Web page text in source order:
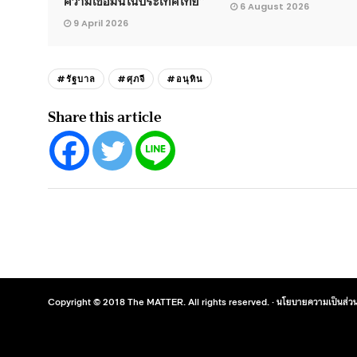
9 April 2026
6 August 2026
#รัฐบาล #ศุภจี #อนุทิน
Share this article
Copyright © 2018 The MATTER. All rights reserved. ·นโยบายความเป็นส่ว